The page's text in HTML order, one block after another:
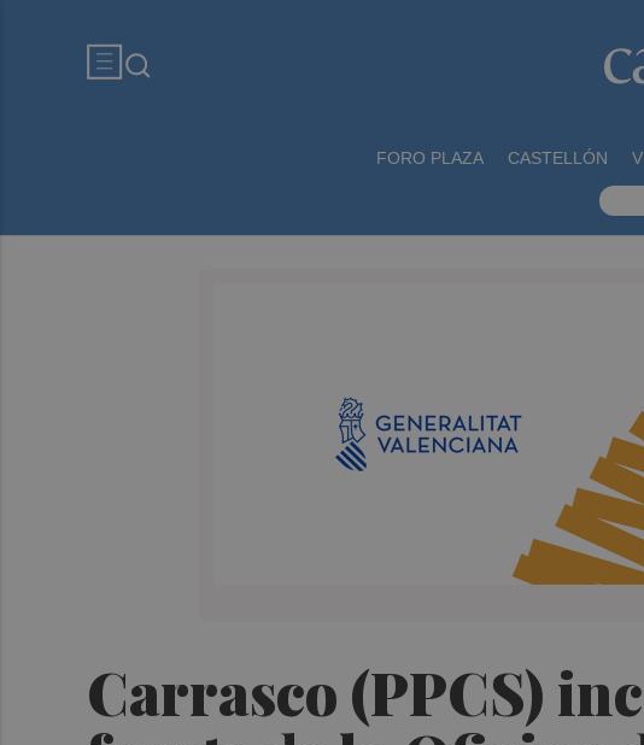
FORO PLAZA CASTELLÓN
Carrasco (PPCS)